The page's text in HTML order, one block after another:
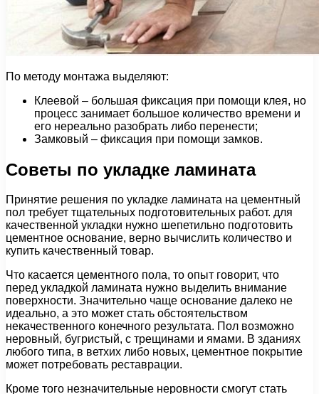
По методу монтажа выделяют:
Клеевой – большая фиксация при помощи клея, но
процесс занимает большое количество времени и
его нереально разобрать либо перенести;
Замковый – фиксация при помощи замков.
Советы по укладке ламината
Принятие решения по укладке ламината на цементный
пол требует тщательных подготовительных работ. для
качественной укладки нужно шепетильно подготовить
цементное основание, верно вычислить количество и
купить качественный товар.
Что касается цементного пола, то опыт говорит, что
перед укладкой ламината нужно выделить внимание
поверхности. Значительно чаще основание далеко не
идеально, а это может стать обстоятельством
некачественного конечного результата. Пол возможно
неровный, бугристый, с трещинами и ямами. В зданиях
любого типа, в ветхих либо новых, цементное покрытие
может потребовать реставрации.
Кроме того незначительные неровности смогут стать